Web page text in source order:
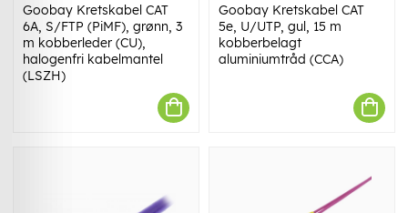
Goobay Kretskabel CAT
6A, S/FTP (PiMF), grønn, 3
m kobberleder (CU),
halogenfri kabelmantel
(LSZH)
Goobay Kretskabel CAT
5e, U/UTP, gul, 15 m
kobberbelagt
aluminiumtråd (CCA)